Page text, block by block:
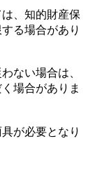
、知的財産保
る場合があり
ない場合は、
場合がありま
が必要となり